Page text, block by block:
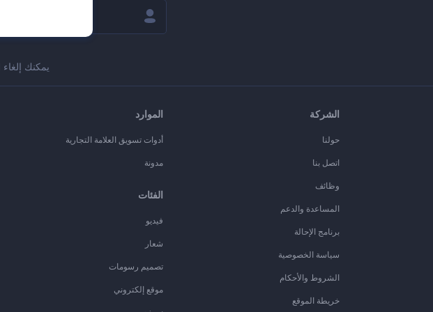
يمكنك
الشركة
حولنا
اتصل بنا
وظائف
المساعدة والدعم
برنامج الإحالة
سياسة الخصوصية
الشروط والأحكام
خريطة الموقع
الموارد
أدوات تسويق العلامة التجارية
مدونة
الفئات
فيديو
شعار
تصميم رسومات
موقع إلكتروني